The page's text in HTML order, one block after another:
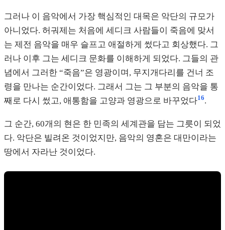
그러나 이 음악에서 가장 핵심적인 대목은 악단의 규모가
아니었다. 허궈제는 처음에 세디크 사람들이 죽음에 맞서
는 제전 음악을 매우 슬프고 애절하게 썼다고 회상했다. 그
러나 이후 그는 세디크 문화를 이해하게 되었다. 그들의 관
념에서 그러한 “죽음”은 영광이며, 무지개다리를 건너 조
령을 만나는 순간이었다. 그래서 그는 그 부분의 음악을 통
째로 다시 썼고, 애통함을 고양과 영광으로 바꾸었다16.
그 순간, 60개의 현은 한 민족의 세계관을 담는 그릇이 되었
다. 악단은 빌려온 것이었지만, 음악의 영혼은 대만이라는
땅에서 자라난 것이었다.